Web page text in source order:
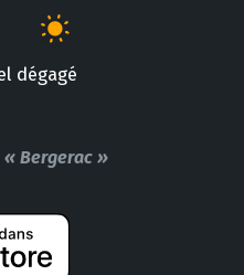
dégagé
« Bergerac »